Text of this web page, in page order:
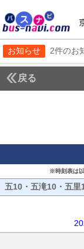
お知らせ 2件のお
戻る
※時刻表は
五10・五滝10・五里